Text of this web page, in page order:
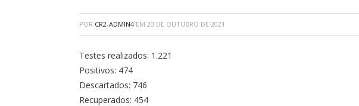
POR CR2-ADMIN4 EM 20 DE OUTUBRO DE 2021
Testes realizados: 1.221
Positivos: 474
Descartados: 746
Recuperados: 454